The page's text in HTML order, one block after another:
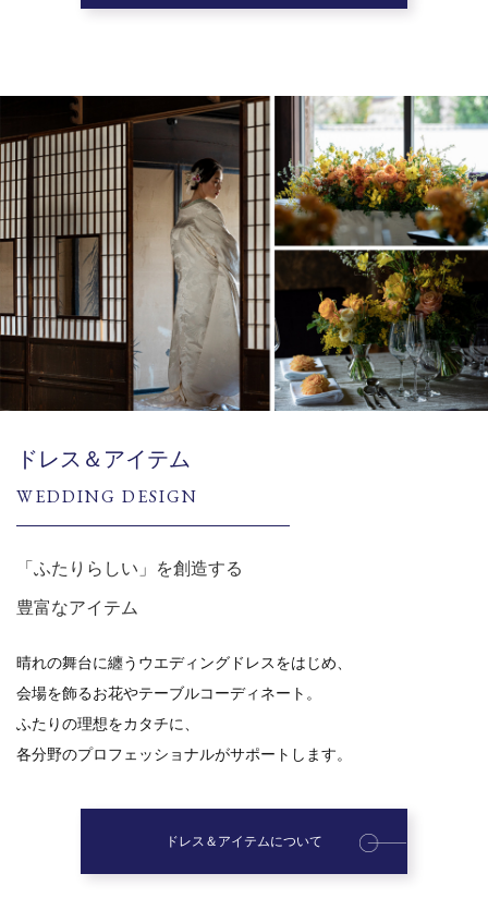
ドレス＆アイテム
WEDDING DESIGN
「ふたりらしい」を創造する
豊富なアイテム
晴れの舞台に纏うウエディングドレスをはじめ、
会場を飾るお花やテーブルコーディネート。
ふたりの理想をカタチに、
各分野のプロフェッショナルがサポートします。
ドレス＆アイテムについて